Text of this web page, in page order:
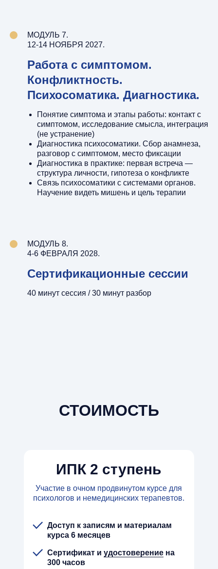
МОДУЛЬ 7.
12-14 НОЯБРЯ 2027.
Работа с симптомом.
Конфликтность.
Психосоматика. Диагностика.
Понятие симптома и этапы работы: контакт с
симптомом, исследование смысла, интеграция
(не устранение)
Диагностика психосоматики. Сбор анамнеза,
разговор с симптомом, место фиксации
Диагностика в практике: первая встреча —
структура личности, гипотеза о конфликте
Связь психосоматики с системами органов.
Научение видеть мишень и цель терапии
МОДУЛЬ 8.
4-6 ФЕВРАЛЯ 2028.
Сертификационные сессии
40 минут сессия / 30 минут разбор
СТОИМОСТЬ
Сертификат и удостоверение на
300 часов
Доступ к записям и материалам
курса 6 месяцев
Участие в очном продвинутом курсе для
психологов и немедицинских терапевтов.
ИПК 2 ступень